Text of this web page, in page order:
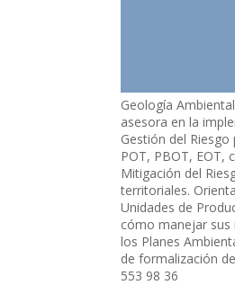
Geología
asesora en la
Gestión del
POT, PBOT, EOT,
Mitigación del
territoriales.
Unidades de
cómo manejar
los Planes
de formalización
553 98 36